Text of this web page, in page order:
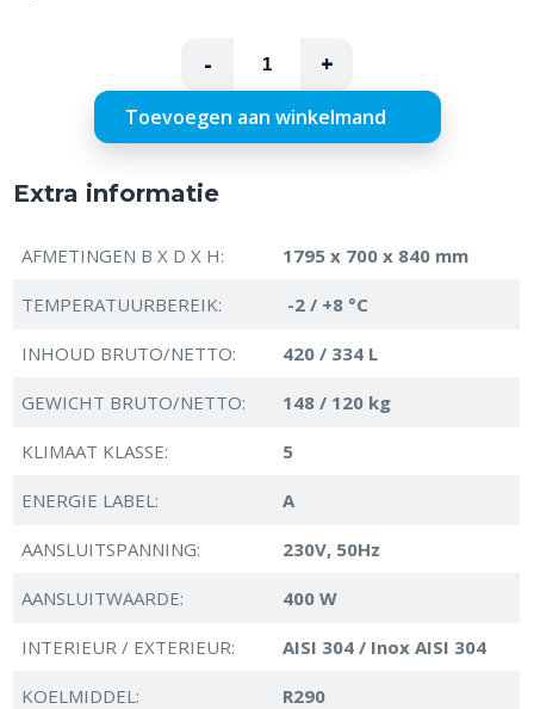
- +
Toevoegen aan winkelmand
Extra informatie
AFMETINGEN B X D X H: 1795 x 700 x 840 mm
TEMPERATUURBEREIK: -2 / +8 °C
INHOUD BRUTO/NETTO: 420 / 334 L
GEWICHT BRUTO/NETTO: 148 / 120 kg
KLIMAAT KLASSE: 5
ENERGIE LABEL: A
AANSLUITSPANNING: 230V, 50Hz
AANSLUITWAARDE: 400 W
INTERIEUR / EXTERIEUR: AISI 304 / Inox AISI 304
KOELMIDDEL: R290